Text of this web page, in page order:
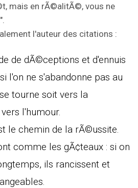
mais en rÃ©alitÃ©, vous ne
l'auteur des citations :
de dÃ©ceptions et d'ennuis
l'on ne s'abandonne pas au
tourne soit vers la
l'humour.
le chemin de la rÃ©ussite.
comme les gÃ¢teaux : si on
ils rancissent et